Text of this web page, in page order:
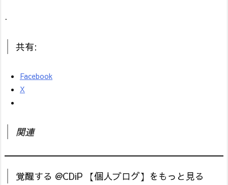
.
共有:
Facebook
X
関連
覚醒する @CDiP 【個人ブログ】をもっと見る